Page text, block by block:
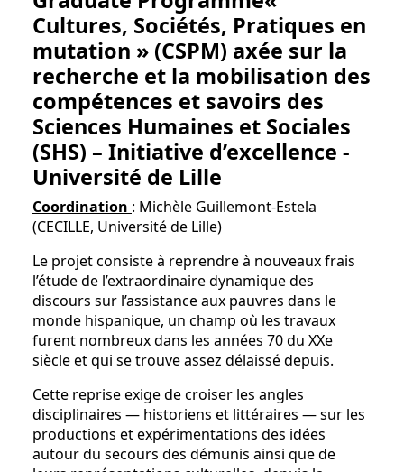
Cultures, Sociétés, Pratiques en
mutation » (CSPM) axée sur la
recherche et la mobilisation des
compétences et savoirs des
Sciences Humaines et Sociales
(SHS) – Initiative d’excellence -
Université de Lille
Coordination : Michèle Guillemont-Estela
(CECILLE, Université de Lille)
Le projet consiste à reprendre à nouveaux frais
l’étude de l’extraordinaire dynamique des
discours sur l’assistance aux pauvres dans le
monde hispanique, un champ où les travaux
furent nombreux dans les années 70 du XXe
siècle et qui se trouve assez délaissé depuis.
Cette reprise exige de croiser les angles
disciplinaires — historiens et littéraires — sur les
productions et expérimentations des idées
autour du secours des démunis ainsi que de